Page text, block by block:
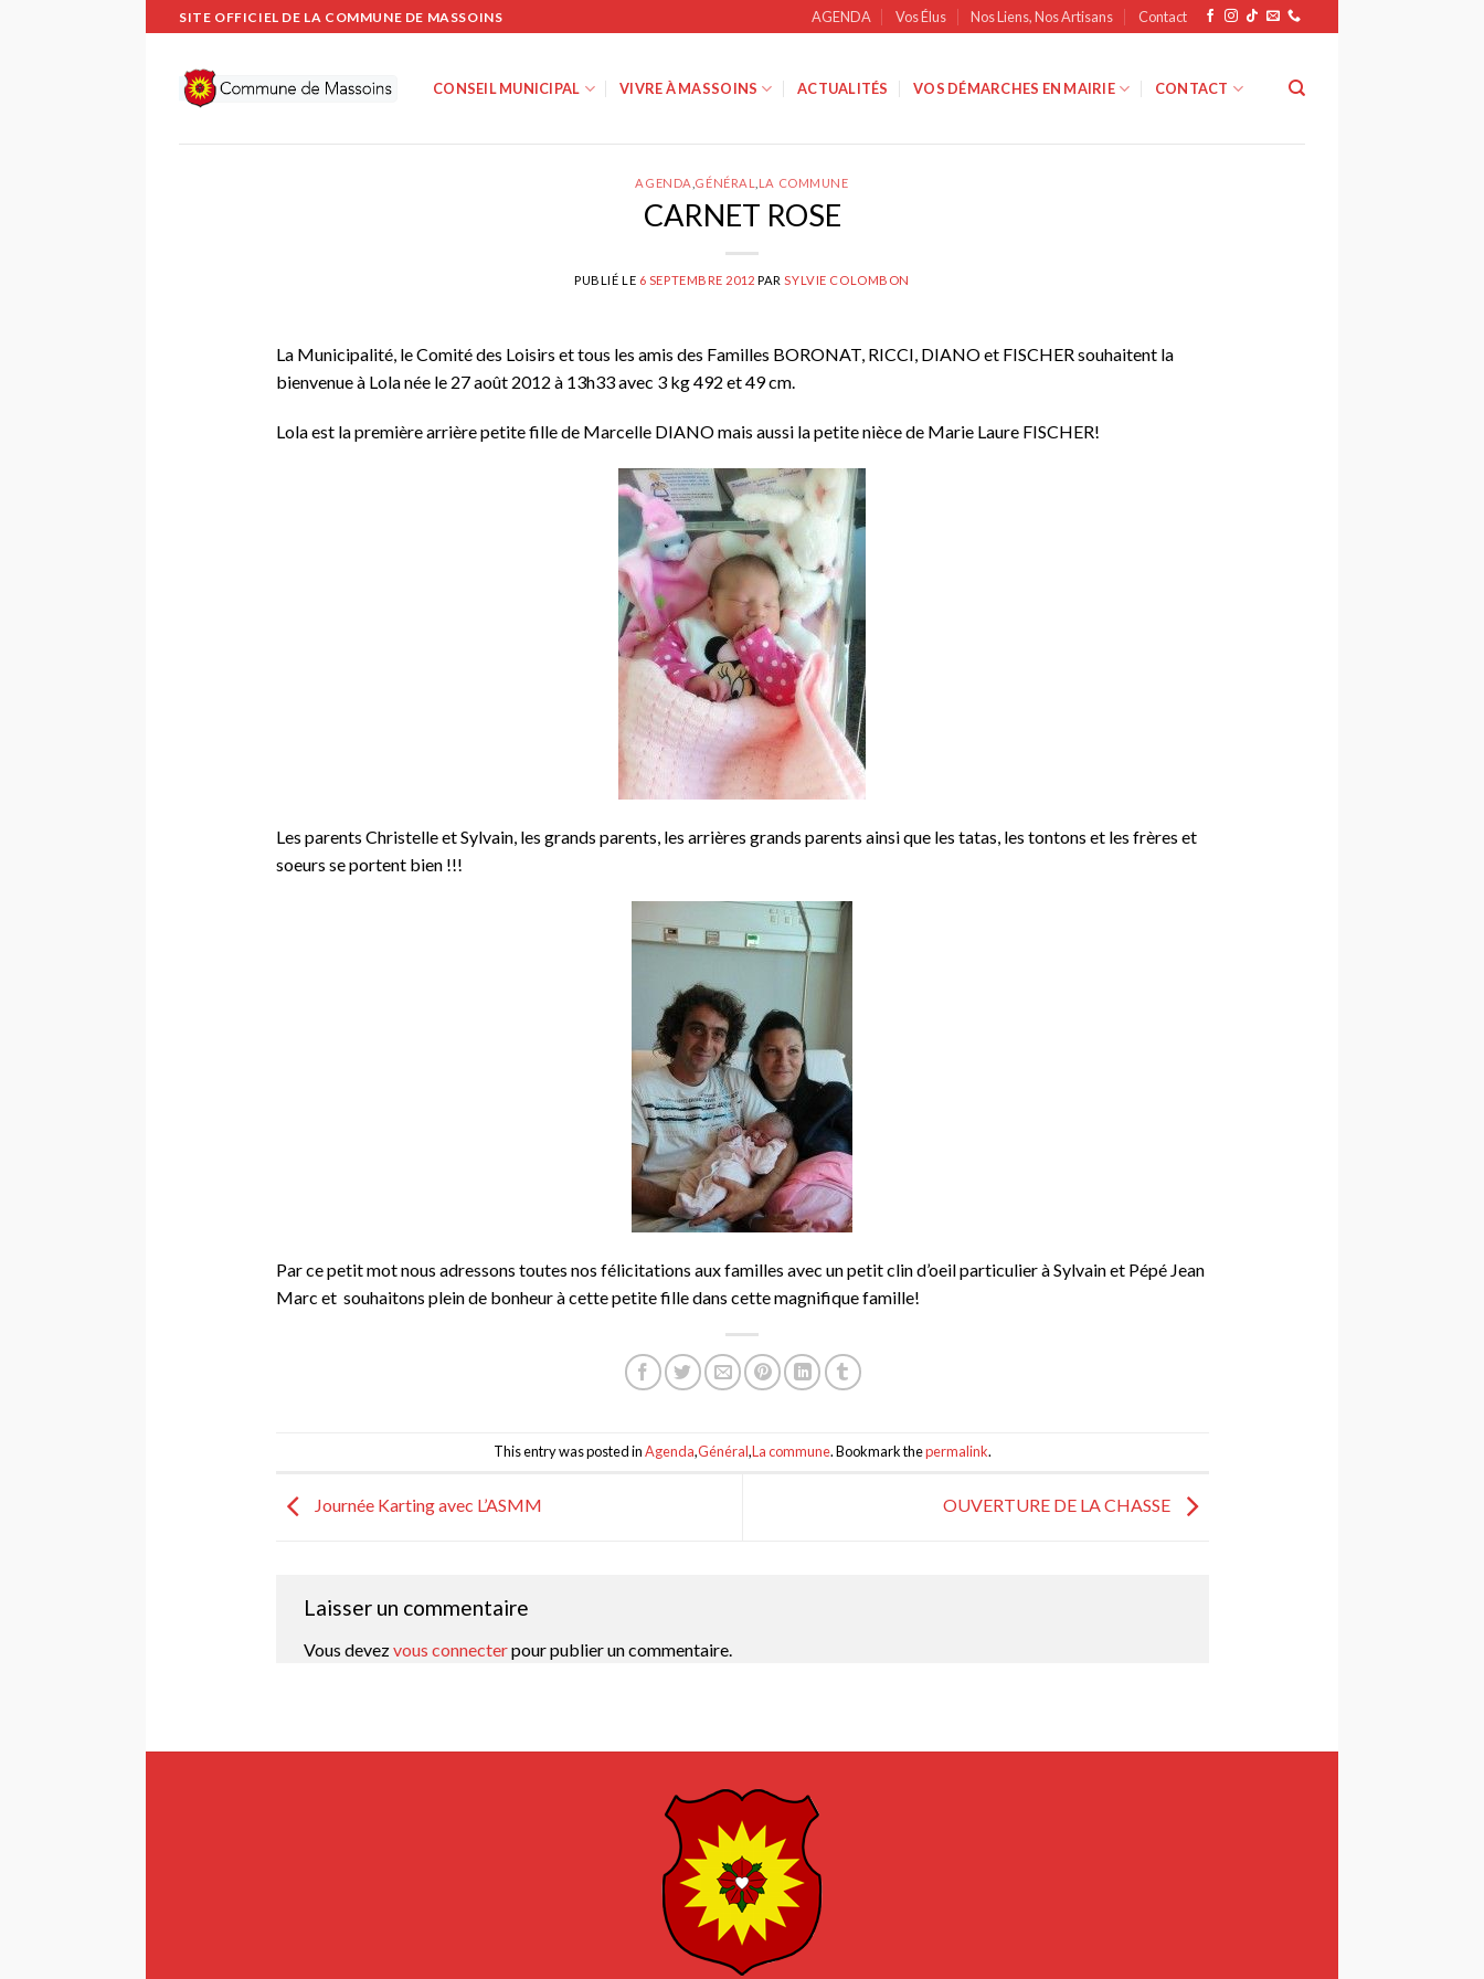
Passer
au
contenu
SITE OFFICIEL DE LA COMMUNE DE MASSOINS AGENDA Vos Élus Nos Liens, Nos Artisans Contact
CONSEIL MUNICIPAL VIVRE À MASSOINS ACTUALITÉS VOS DÉMARCHES EN MAIRIE CONTACT
AGENDA GÉNÉRAL LA COMMUNE
CARNET ROSE
PUBLIÉ LE 6 SEPTEMBRE 2012 PAR SYLVIE COLOMBON
La Municipalité, le Comité des Loisirs et tous les amis des Familles BORONAT, RICCI, DIANO et FISCHER souhaitent la
bienvenue à Lola née le 27 août 2012 à 13h33 avec 3 kg 492 et 49 cm.
Lola est la première arrière petite fille de Marcelle DIANO mais aussi la petite nièce de Marie Laure FISCHER!
Les parents Christelle et Sylvain, les grands parents, les arrières grands parents ainsi que les tatas, les tontons et les frères et
soeurs se portent bien !!!
Par ce petit mot nous adressons toutes nos félicitations aux familles avec un petit clin d’oeil particulier à Sylvain et Pépé Jean
Marc et souhaitons plein de bonheur à cette petite fille dans cette magnifique famille!
This entry was posted inAgenda,Général,La commune. Bookmark thepermalink.
Journée Karting avec L’ASMM OUVERTURE DE LA CHASSE
Laisser un commentaire
Vous devezvous connecterpour publier un commentaire.